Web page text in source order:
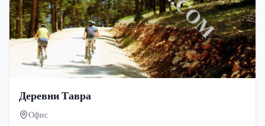
Деревни Тавра
Офис